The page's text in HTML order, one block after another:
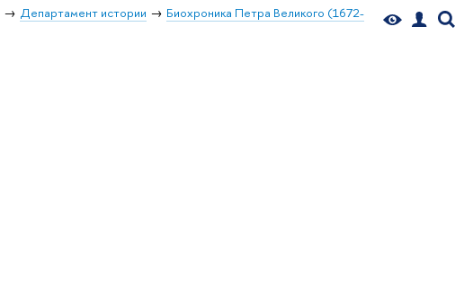
Департамент истории
Биохроника Петра Великого (1672-